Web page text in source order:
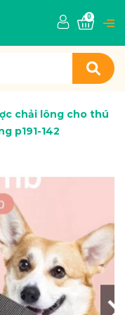
0
chải lông cho thú
p191-142